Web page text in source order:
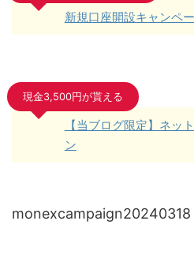
新規口座開設キャンペ
現金3,500円が貰える
【当ブログ限定】ネッ
ン
monexcampaign20240318